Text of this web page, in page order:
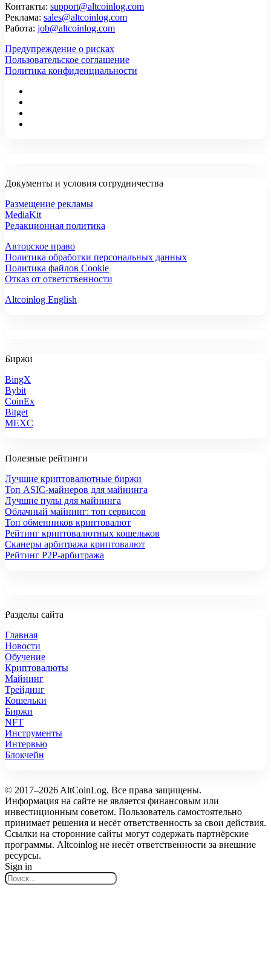
Контакты: support@altcoinlog.com
Реклама: sales@altcoinlog.com
Работа: job@altcoinlog.com
Предупреждение о рисках
Пользовательское соглашение
Политика конфиденциальности
Документы и условия сотрудничества
Размещение рекламы
MediaKit
Редакционная политика
Авторское право
Политика обработки персональных данных
Политика файлов Cookie
Отказ от ответственности
Altcoinlog English
Биржи
BingX
Bybit
CoinEx
Bitget
MEXC
Полезные рейтинги
Лучшие криптовалютные биржи
Топ ASIC-майнеров для майнинга
Лучшие пулы для майнинга
Облачный майнинг: топ сервисов
Топ обменников криптовалют
Рейтинг криптовалютных кошельков
Сканеры арбитража криптовалют
Рейтинг P2P-арбитража
Разделы сайта
Главная
Новости
Обучение
Криптовалюты
Майнинг
Трейдинг
Кошельки
Биржи
NFT
Инструменты
Интервью
Блокчейн
© 2017–2026 AltCoinLog. Все права защищены.
Информация на сайте не является финансовым или
инвестиционным советом. Пользователь самостоятельно
принимает решения и несёт ответственность за свои действия.
Ссылки на сторонние сайты могут содержать партнёрские
программы. Altcoinlog не несёт ответственности за внешние
ресурсы.
Sign in